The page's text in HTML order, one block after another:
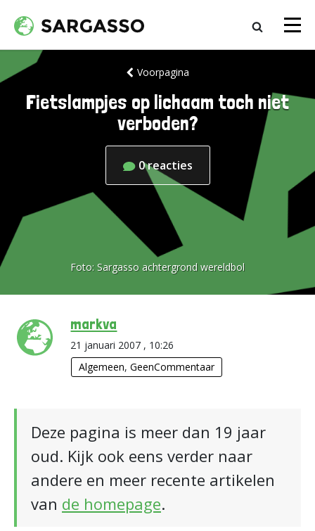
Voorpagina
Fietslampjes op lichaam toch niet
verboden?
0reacties
Foto: Sargasso achtergrond wereldbol
markva
21 januari 2007 , 10:26
Algemeen,GeenCommentaar
Deze pagina is meer dan 19 jaar
oud. Kijk ook eens verder naar
andere en meer recente artikelen
van de homepage.